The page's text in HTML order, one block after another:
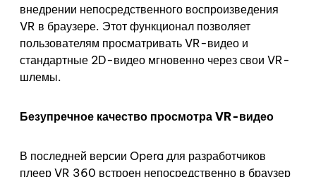
внедрении непосредственного воспроизведения
VR в браузере. Этот функционал позволяет
пользователям просматривать VR-видео и
стандартные 2D-видео мгновенно через свои VR-
шлемы.
Безупречное качество просмотра VR-видео
В последней версии Opera для разработчиков
плеер VR 360 встроен непосредственно в браузер